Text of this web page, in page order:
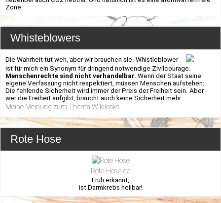
Zone.
Whisteblowers
Die Wahrheit tut weh, aber wir brauchen sie. Whistleblower
ist für mich ein Synonym für dringend notwendige Zivilcourage.
Menschenrechte sind nicht verhandelbar. Wenn der Staat seine
eigene Verfassung nicht respektiert, müssen Menschen aufstehen:
Die fehlende Sicherheit wird immer der Preis der Freiheit sein. Aber
wer die Freiheit aufgibt, braucht auch keine Sicherheit mehr.
Meine Meinung zum Thema Wikileaks
Rote Hose
Rote-Hose.de
Früh erkannt,
ist Darmkrebs heilbar!